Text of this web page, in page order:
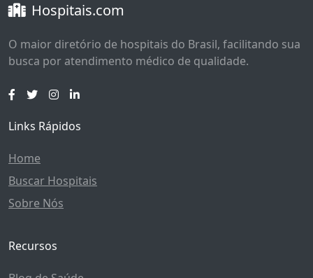
Hospitais.com
O maior diretório de hospitais do Brasil, facilitando sua
busca por atendimento médico de qualidade.
Links Rápidos
Home
Buscar Hospitais
Sobre Nós
Recursos